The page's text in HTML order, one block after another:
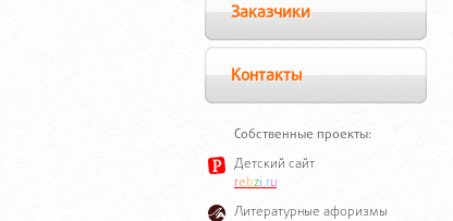
Заказчики
Контакты
Собственные проекты:
Детский сайт
rebzi.ru
Литературные афоризмы